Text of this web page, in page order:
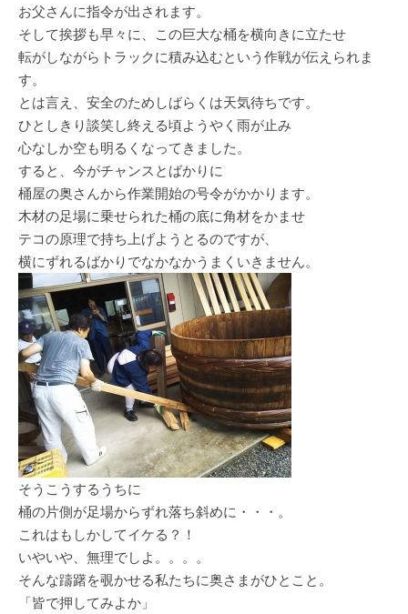
お父さんに指令が出されます。
そして挨拶も早々に、この巨大な桶を横向きに立たせ
転がしながらトラックに積み込むという作戦が伝えられま
す。
とは言え、安全のためしばらくは天気待ちです。
ひとしきり談笑し終える頃ようやく雨が止み
心なしか空も明るくなってきました。
すると、今がチャンスとばかりに
桶屋の奥さんから作業開始の号令がかかります。
木材の足場に乗せられた桶の底に角材をかませ
テコの原理で持ち上げようとるのですが、
横にずれるばかりでなかなかうまくいきません。
そうこうするうちに
桶の片側が足場からずれ落ち斜めに・・・。
これはもしかしてイケる？！
いやいや、無理でしよ。。。。
そんな躊躇を覗かせる私たちに奥さまがひとこと。
「皆で押してみよか」